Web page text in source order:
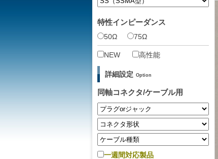
特性インピーダンス
50Ω 75Ω
NEW 高性能
詳細設定 Option
同軸コネクタ/ケーブル用
一週間対応製品